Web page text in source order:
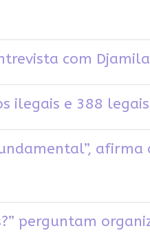
com
ilegais e 388
afirma
perguntam